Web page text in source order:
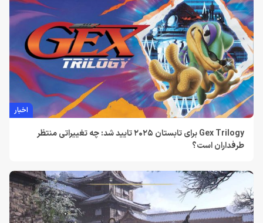
اخبار
Gex Trilogy برای تابستان 2025 تایید شد: چه تغییراتی منتظر
طرفداران است؟